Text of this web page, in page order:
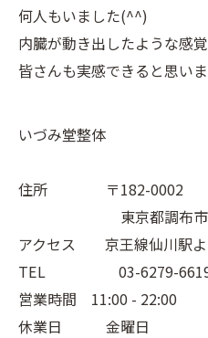
何人もいました(^^)
内臓が動き出したような感
皆さんも実感できると思い
いづみ堂整体
住所 〒182-0002
東京都調布市仙川
アクセス 京王線仙川駅よ
TEL 03-6279-
営業時間 11:00 - 22:00
休業日 金曜日